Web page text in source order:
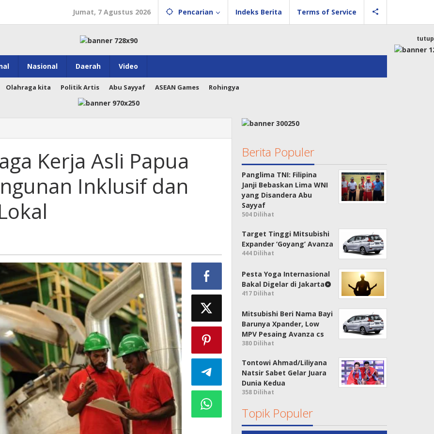
Jumat, 7 Agustus 2026 Pencarian Indeks Berita Terms of Service
Nasional Daerah Video
Olahraga kita Politik Artis Abu Sayyaf ASEAN Games Rohingya
tutup
Kerja Asli Papua
Inklusif dan
Berita Populer
Panglima TNI: Filipina
Janji Bebaskan Lima WNI
yang Disandera Abu
Sayyaf
504 Dilihat
Target Tinggi Mitsubishi
Expander ‘Goyang’ Avanza
444 Dilihat
Pesta Yoga Internasional
Bakal Digelar di Jakarta
417 Dilihat
Mitsubishi Beri Nama Bayi
Barunya Xpander, Low
MPV Pesaing Avanza cs
380 Dilihat
Tontowi Ahmad/Liliyana
Natsir Sabet Gelar Juara
Dunia Kedua
358 Dilihat
Topik Populer